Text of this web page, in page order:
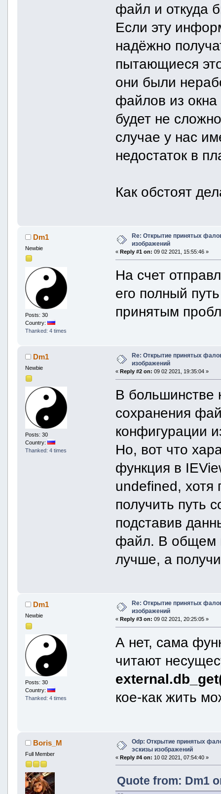
файл и откуда
Если эту
надёжно
пытающиеся
они были
файлов из
будет не
случае у нас
недостаток в
Как обстоят
Dm1
Newbie
Posts: 30
Country:
Thanked: 4 times
Re: Открытие принятых
изображений
«Reply #1 on: 09 02 2021, 15:55:46 »
На счет
его полный
принятым
Dm1
Newbie
Posts: 30
Country:
Thanked: 4 times
Re: Открытие принятых
изображений
« Reply #2 on: 09 02 2021, 19:35:04 »
В большинстве
сохранения
конфигурации
Но, вот что
функция в
undefined,
получить путь
подставив
файл. В общем
лучше, а
Dm1
Newbie
Posts: 30
Country:
Thanked: 4 times
Re: Открытие принятых
изображений
« Reply #3 on: 09 02 2021, 20:25:05 »
А нет, сама
читают
кое-как жить
Boris_M
Full Member
Odp: Открытие принятых
эскизы изображений
«Reply #4 on: 10 02 2021, 07:54:40 »
Quote from: Dm1